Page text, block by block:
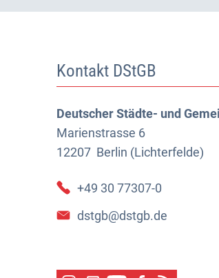
Kontakt DStGB
Deutscher Städte- und
Marienstrasse 6
12207 Berlin (Lichterfelde)
+49 30 77307-0
dstgb@dstgb.de